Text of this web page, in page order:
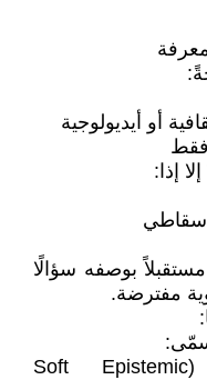
أو أيديولوجية
فقط
إذا:
بوصفه سؤالًا
مفترضة.
الاستعمار المعرفي الناعم (Soft Epistemic